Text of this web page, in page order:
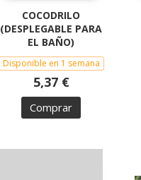
COCODRILO
(DESPLEGABLE PARA
EL BAÑO)
Disponible en 1 semana
5,37 €
Comprar